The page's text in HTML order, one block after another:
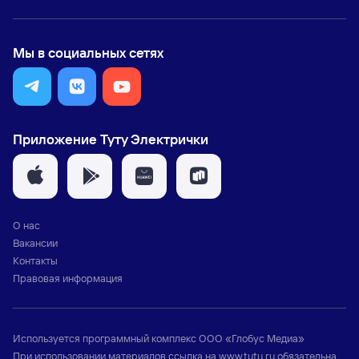
Мы в социальных сетях
Приложение Туту Электрички
О нас
Вакансии
Контакты
Правовая информация
Используется программный комплексООО «Глобус Медиа»
При использовании материалов ссылка на www.tutu.ruобязательна